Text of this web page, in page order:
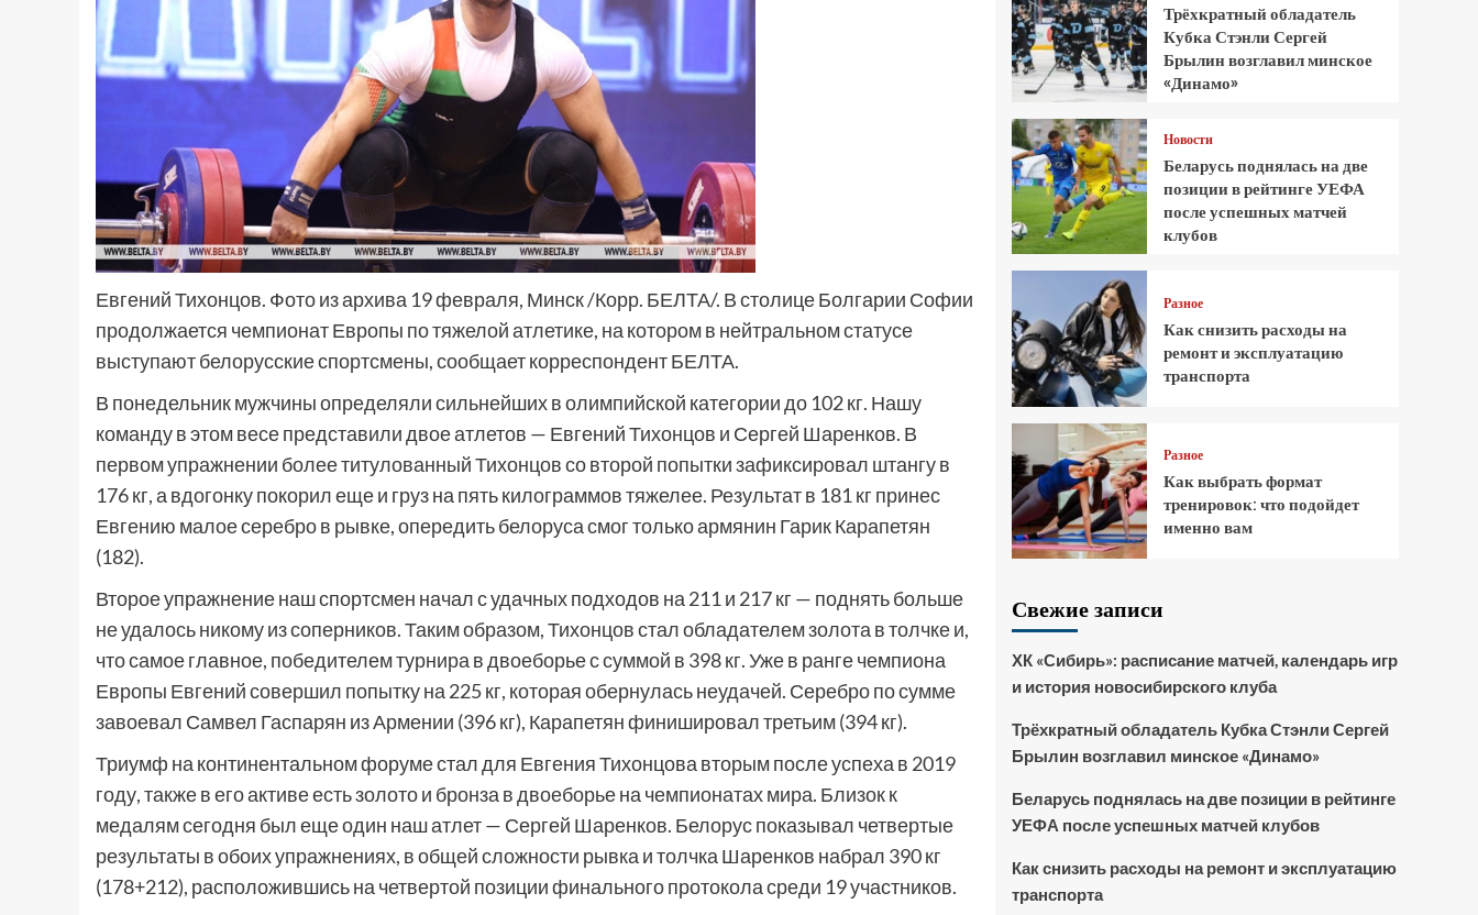
Евгений Тихонцов. Фото из архива 19 февраля, Минск /Корр. БЕЛТА/. В столице Болгарии Софии
продолжается чемпионат Европы по тяжелой атлетике, на котором в нейтральном статусе
выступают белорусские спортсмены, сообщает корреспондент БЕЛТА.
В понедельник мужчины определяли сильнейших в олимпийской категории до 102 кг. Нашу
команду в этом весе представили двое атлетов — Евгений Тихонцов и Сергей Шаренков. В
первом упражнении более титулованный Тихонцов со второй попытки зафиксировал штангу в
176 кг, а вдогонку покорил еще и груз на пять килограммов тяжелее. Результат в 181 кг принес
Евгению малое серебро в рывке, опередить белоруса смог только армянин Гарик Карапетян
(182).
Второе упражнение наш спортсмен начал с удачных подходов на 211 и 217 кг — поднять больше
не удалось никому из соперников. Таким образом, Тихонцов стал обладателем золота в толчке и,
что самое главное, победителем турнира в двоеборье с суммой в 398 кг. Уже в ранге чемпиона
Европы Евгений совершил попытку на 225 кг, которая обернулась неудачей. Серебро по сумме
завоевал Самвел Гаспарян из Армении (396 кг), Карапетян финишировал третьим (394 кг).
Триумф на континентальном форуме стал для Евгения Тихонцова вторым после успеха в 2019
году, также в его активе есть золото и бронза в двоеборье на чемпионатах мира. Близок к
медалям сегодня был еще один наш атлет — Сергей Шаренков. Белорус показывал четвертые
результаты в обоих упражнениях, в общей сложности рывка и толчка Шаренков набрал 390 кг
(178+212), расположившись на четвертой позиции финального протокола среди 19 участников.
Трёхкратный обладатель
Кубка Стэнли Сергей
Брылин возглавил минское
«Динамо»
Новости
Беларусь поднялась на две
позиции в рейтинге УЕФА
после успешных матчей
клубов
Разное
Как снизить расходы на
ремонт и эксплуатацию
транспорта
Разное
Как выбрать формат
тренировок: что подойдет
именно вам
Свежие записи
ХК «Сибирь»: расписание матчей, календарь игр
и история новосибирского клуба
Трёхкратный обладатель Кубка Стэнли Сергей
Брылин возглавил минское «Динамо»
Беларусь поднялась на две позиции в рейтинге
УЕФА после успешных матчей клубов
Как снизить расходы на ремонт и эксплуатацию
транспорта